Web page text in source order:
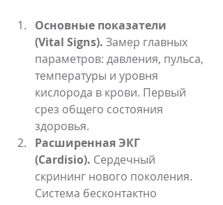
Основные показатели
(Vital Signs). Замер главных
параметров: давления, пульса,
температуры и уровня
кислорода в крови. Первый
срез общего состояния
здоровья.
Расширенная ЭКГ
(Cardisio). Сердечный
скрининг нового поколения.
Система бесконтактно